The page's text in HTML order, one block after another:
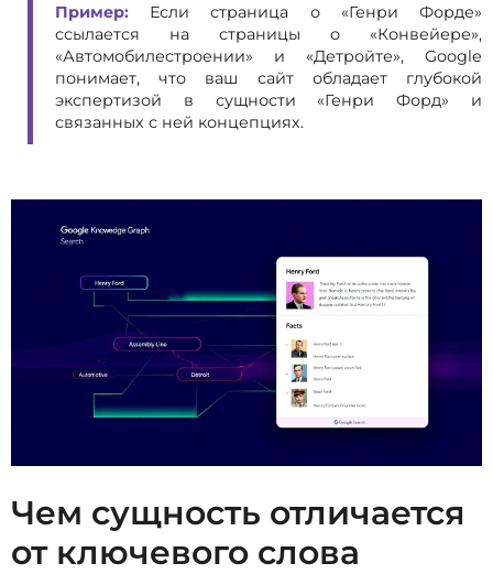
Пример: Если страница о «Генри Форде»
ссылается на страницы о «Конвейере»,
«Автомобилестроении» и «Детройте», Google
понимает, что ваш сайт обладает глубокой
экспертизой в сущности «Генри Форд» и
связанных с ней концепциях.
Чем сущность отличается
от ключевого слова